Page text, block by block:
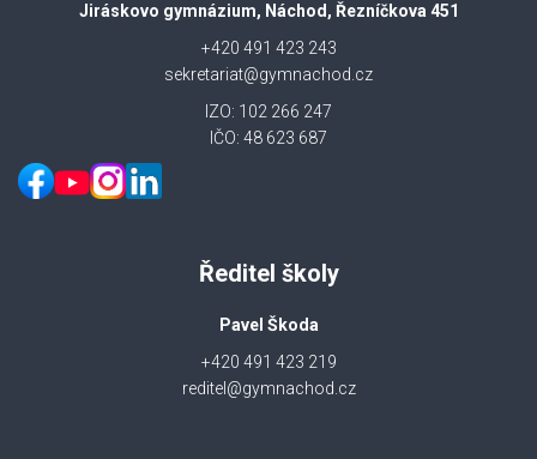
Jiráskovo gymnázium, Náchod, Řezníčkova 451
+420 491 423 243
sekretariat@gymnachod.cz
IZO: 102 266 247
IČO: 48 623 687
Ředitel školy
Pavel Škoda
+420 491 423 219
reditel@gymnachod.cz